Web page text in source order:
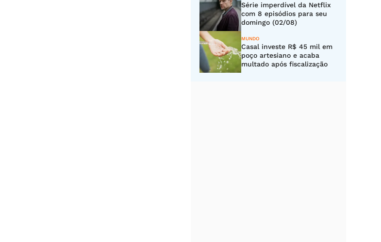
Série imperdível da Netflix
com 8 episódios para seu
domingo (02/08)
MUNDO
Casal investe R$ 45 mil em
poço artesiano e acaba
multado após fiscalização